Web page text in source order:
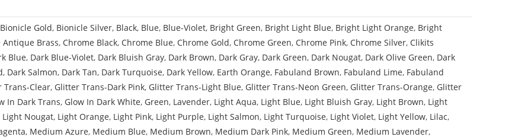
Glass
with
Trans-
Light
Blue
Glass
(4863
/
4862)
Bionicle Gold, Bionicle Silver, Black, Blue, Blue-Violet, Bright Green, Bright Light Blue, Bright Light Orange, Bright
Antique Brass, Chrome Black, Chrome Blue, Chrome Gold, Chrome Green, Chrome Pink, Chrome Silver, Clikits
Blue, Dark Blue-Violet, Dark Bluish Gray, Dark Brown, Dark Gray, Dark Green, Dark Nougat, Dark Olive Green, Dark
, Dark Salmon, Dark Tan, Dark Turquoise, Dark Yellow, Earth Orange, Fabuland Brown, Fabuland Lime, Fabuland
Trans-Clear, Glitter Trans-Dark Pink, Glitter Trans-Light Blue, Glitter Trans-Neon Green, Glitter Trans-Orange, Glitter
In Dark Trans, Glow In Dark White, Green, Lavender, Light Aqua, Light Blue, Light Bluish Gray, Light Brown, Light
Light Nougat, Light Orange, Light Pink, Light Purple, Light Salmon, Light Turquoise, Light Violet, Light Yellow, Lilac,
, Medium Azure, Medium Blue, Medium Brown, Medium Dark Pink, Medium Green, Medium Lavender,